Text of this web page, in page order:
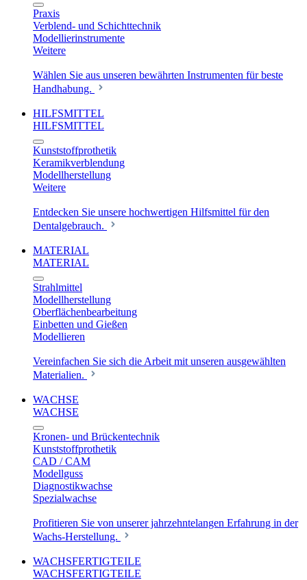
Praxis
Verblend- und Schichttechnik
Modellierinstrumente
Weitere
Wählen Sie aus unseren bewährten Instrumenten für beste
Handhabung.
HILFSMITTEL
HILFSMITTEL
Kunststoffprothetik
Keramikverblendung
Modellherstellung
Weitere
Entdecken Sie unsere hochwertigen Hilfsmittel für den
Dentalgebrauch.
MATERIAL
MATERIAL
Strahlmittel
Modellherstellung
Oberflächenbearbeitung
Einbetten und Gießen
Modellieren
Vereinfachen Sie sich die Arbeit mit unseren ausgewählten
Materialien.
WACHSE
WACHSE
Kronen- und Brückentechnik
Kunststoffprothetik
CAD / CAM
Modellguss
Diagnostikwachse
Spezialwachse
Profitieren Sie von unserer jahrzehntelangen Erfahrung in der
Wachs-Herstellung.
WACHSFERTIGTEILE
WACHSFERTIGTEILE